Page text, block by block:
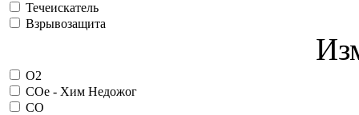
Течеискатель
Взрывозащита
O2
COe - Хим Недожог
CO